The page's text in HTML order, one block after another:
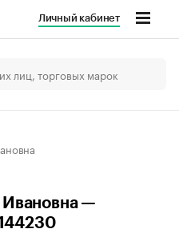
Личный кабинет
Ивановна —